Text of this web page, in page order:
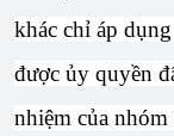
khác chỉ áp
được ủy quyền
nhiệm của nhóm